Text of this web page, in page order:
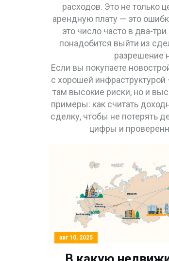
расходов. Это не только
арендную плату — это
это число часто в два-
понадобится выйти из
разрешение
Если вы покупаете
с хорошей
там высокие риски, но и
примеры: как считать
сделку, чтобы не потерять
цифры и
авг 10, 2025